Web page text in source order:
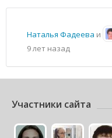
Наталья Фадеева и
9 лет назад
Участники сайта